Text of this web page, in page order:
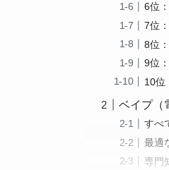
6位
7位
8位
9位
10位
ベイプ（
すべ
最適
専門